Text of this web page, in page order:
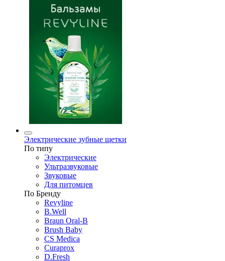
Электрические зубные щетки
По типу
Электрические
Ультразвуковые
Звуковые
Для питомцев
По Бренду
Revyline
B.Well
Braun Oral-B
Brush Baby
CS Medica
Curaprox
D.Fresh